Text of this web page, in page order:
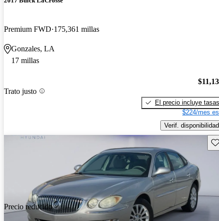
Premium FWD 175,361 millas
Gonzales, LA
17 millas
Trato justo
El precio incluye tasas
$224/mes
Verif. disponibilidad
Precio reducido